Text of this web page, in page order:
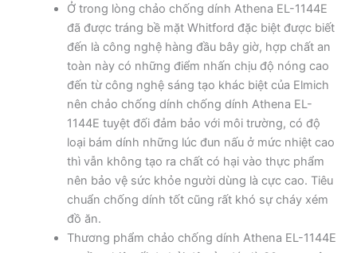
Ở trong lòng chảo chống dính Athena EL-1144E
đã được tráng bề mặt Whitford đặc biệt được biết
đến là công nghệ hàng đầu bây giờ, hợp chất an
toàn này có những điểm nhấn chịu độ nóng cao
đến từ công nghệ sáng tạo khác biệt của Elmich
nên chảo chống dính chống dính Athena EL-
1144E tuyệt đối đảm bảo với môi trường, có độ
loại bám dính những lúc đun nấu ở mức nhiệt cao
thì vẫn không tạo ra chất có hại vào thực phẩm
nên bảo vệ sức khỏe người dùng là cực cao. Tiêu
chuẩn chống dính tốt cũng rất khó sự cháy xém
đồ ăn.
Thương phẩm chảo chống dính Athena EL-1144E